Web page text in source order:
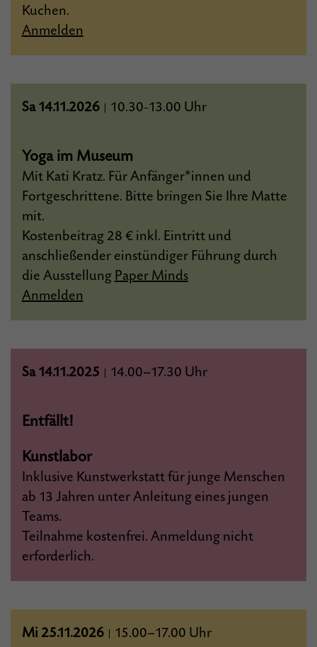
Kuchen.
Anmelden
Sa 14.11.2026 10.30–13.00 Uhr
Yoga im Museum
Mit Kati Kratz. Für Anfänger*innen und
Fortgeschrittene. Bitte bringen Sie Ihre Matte
mit.
Kostenbeitrag 28 € inkl. Eintritt und
anschließender einstündiger Führung durch
die Ausstellung Paper Minds
Anmelden
Sa 14.11.2025 14.00–17.30 Uhr
Entfällt!
Kunstlabor
Inklusive Kunstwerkstatt für junge Menschen
ab 13 Jahren unter Anleitung eines jungen
Teams.
Teilnahme kostenfrei. Anmeldung nicht
erforderlich.
Mi 25.11.2026 15.00–17.00 Uhr